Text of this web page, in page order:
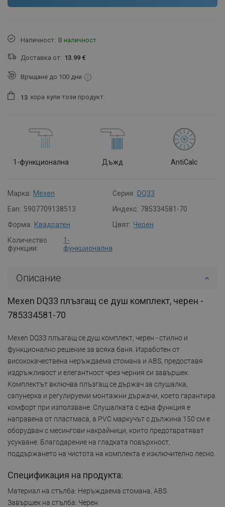
Наличност: В наличност
Доставка от: 13.99 €
Връщане до 100 дни
1 3 хора купи този продукт.
1-функционална Дъжд AntiCalc
Марка: Mexen Серия: DQ33
Ean: 5907709138513 Индекс: 785334581-70
Форма: Квадратен Цвят: Черен
Количество
функции:
1-
функционална
Описание
Mexen DQ33 плъзгащ се душ комплект, черен -
785334581-70
Mexen DQ33 плъзгащ се душ комплект, черен - стилно и
функционално решение за всяка баня. Изработен от
висококачествена неръждаема стомана и ABS, предоставя
издръжливост и елегантност чрез черния си завършек.
Комплектът включва плъзгащ се държач за слушалка,
сапунерка и регулируеми монтажни държачи, което гарантира
комфорт при използване. Слушалката с една функция е
направена от пластмаса, а PVC маркучът с дължина 150 см е
оборудван с месингови накрайници, които предотвратяват
усукване. Благодарение на гладката повърхност,
поддържането на чистота на комплекта е изключително лесно.
Спецификация на продукта:
Материал на стълба: Неръждаема стомана, ABS
Завършек на стълба: Черен